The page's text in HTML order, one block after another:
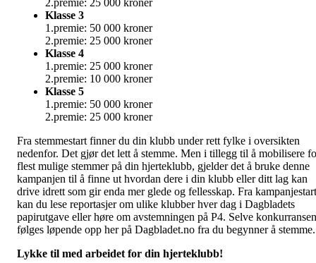
2.premie: 25 000 kroner
Klasse 3
1.premie: 50 000 kroner
2.premie: 25 000 kroner
Klasse 4
1.premie: 25 000 kroner
2.premie: 10 000 kroner
Klasse 5
1.premie: 50 000 kroner
2.premie: 25 000 kroner
Fra stemmestart finner du din klubb under rett fylke i oversikten
nedenfor. Det gjør det lett å stemme. Men i tillegg til å mobilisere
flest mulige stemmer på din hjerteklubb, gjelder det å bruke denne
kampanjen til å finne ut hvordan dere i din klubb eller ditt lag kan
drive idrett som gir enda mer glede og fellesskap. Fra kampanjestart
kan du lese reportasjer om ulike klubber hver dag i Dagbladets
papirutgave eller høre om avstemningen på P4. Selve konkurransen
følges løpende opp her på Dagbladet.no fra du begynner å stemme.
Lykke til med arbeidet for din hjerteklubb!